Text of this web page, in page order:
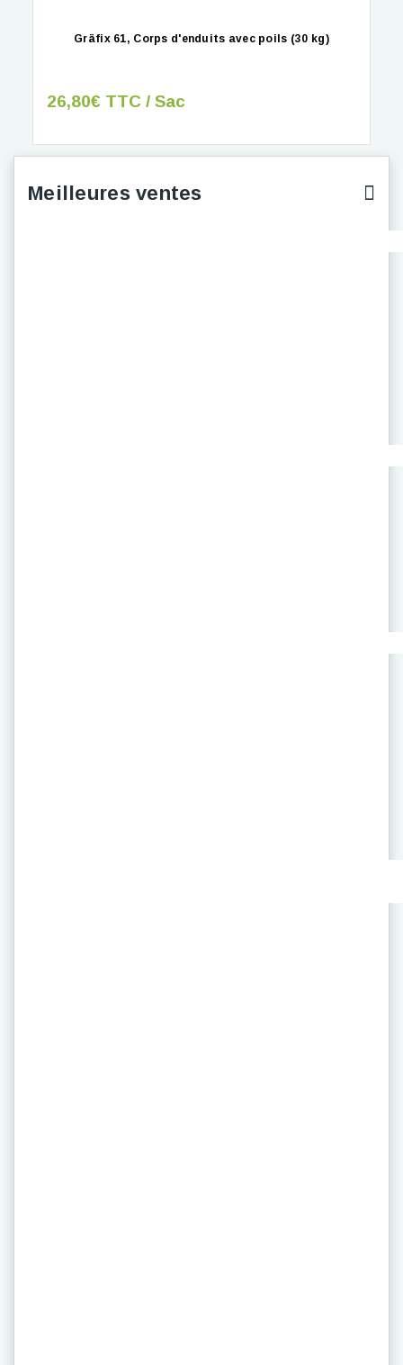
Gräfix 61, Corps d'enduits avec poils (30 kg)
26,80€ TTC / Sac
Meilleures ventes